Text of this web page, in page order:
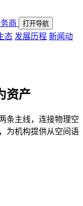
商
打开导航
态 发展历程 新闻动
资产
条主线，连接物理空
为机构提供从空间语